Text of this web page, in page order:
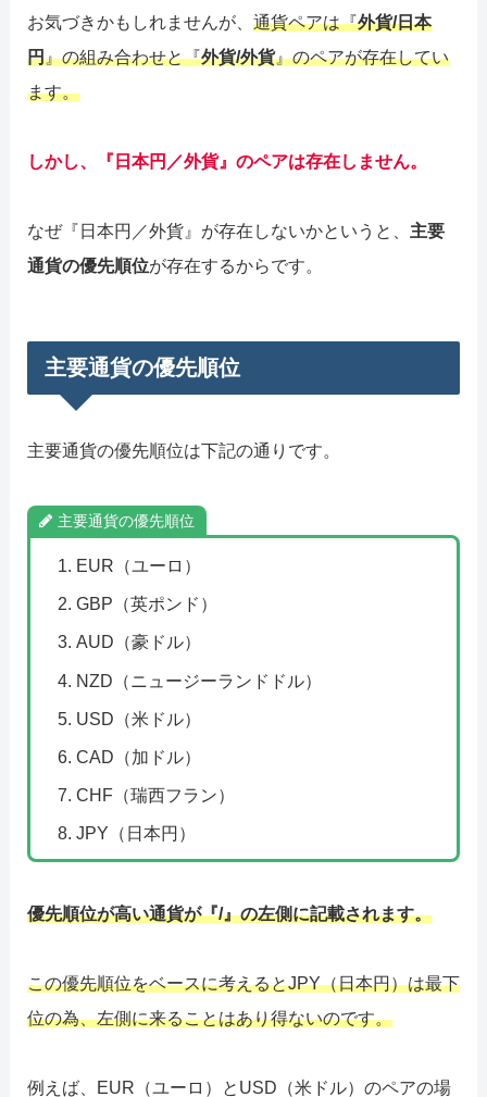
お気づきかもしれませんが、 通貨ペアは『外貨/日本
円』の組み合わせと『外貨/外貨』のペアが存在してい
ます。
しかし、『日本円／外貨』のペアは存在しません。
なぜ『日本円／外貨』が存在しないかというと、 主要
通貨の優先順位が存在するからです。
主要通貨の優先順位
主要通貨の優先順位は下記の通りです。
主要通貨の優先順位
EUR（ユーロ）
GBP（英ポンド）
AUD（豪ドル）
NZD（ニュージーランドドル）
USD（米ドル）
CAD（加ドル）
CHF（瑞西フラン）
JPY（日本円）
優先順位が高い通貨が『/』の左側に記載されます。
この優先順位をベースに考えるとJPY（日本円）は最下
位の為、左側に来ることはあり得ないのです。
例えば、EUR（ユーロ）とUSD（米ドル）のペアの場